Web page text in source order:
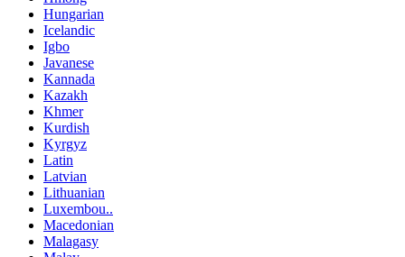
Hungarian
Icelandic
Igbo
Javanese
Kannada
Kazakh
Khmer
Kurdish
Kyrgyz
Latin
Latvian
Lithuanian
Luxembou..
Macedonian
Malagasy